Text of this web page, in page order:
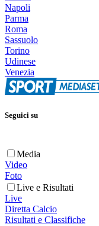
Napoli
Parma
Roma
Sassuolo
Torino
Udinese
Venezia
Seguici su
Media
Video
Foto
Live e Risultati
Live
Diretta Calcio
Risultati e Classifiche